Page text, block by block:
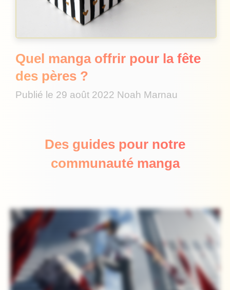
Quel manga offrir pour la fête
des pères ?
Publié le 29 août 2022 Noah Marnau
Des guides pour notre
communauté manga